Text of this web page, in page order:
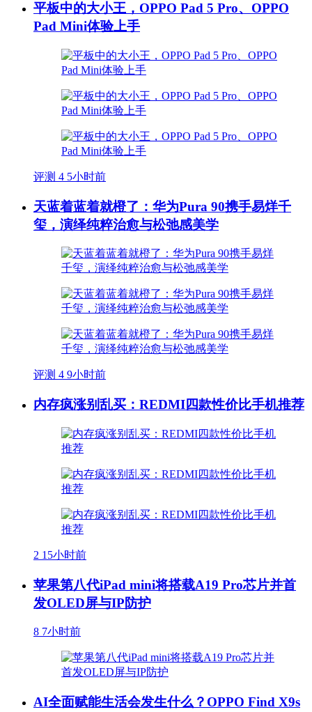
平板中的大小王，OPPO Pad 5 Pro、OPPO
Pad Mini体验上手
评测 4 5小时前
天蓝着蓝着就橙了：华为Pura 90携手易烊千
玺，演绎纯粹治愈与松弛感美学
评测 4 9小时前
内存疯涨别乱买：REDMI四款性价比手机推荐
2 15小时前
苹果第八代iPad mini将搭载A19 Pro芯片并首
发OLED屏与IP防护
8 7小时前
AI全面赋能生活会发生什么？OPPO Find X9s